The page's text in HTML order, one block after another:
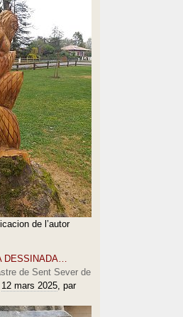
de l’autor
DESSINADA…
de Sent Sever de
12 mars 2025, par